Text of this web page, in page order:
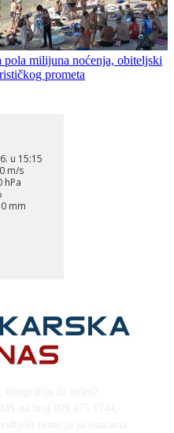
pola milijuna noćenja, obiteljski
prometa